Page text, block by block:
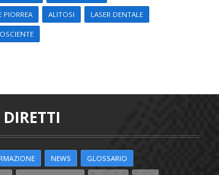
PIORREA ALITOSI LASER DENTALE
NEWS GLOSSARIO